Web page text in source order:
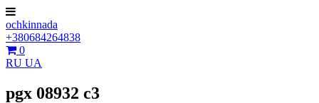
ochkinnada
+380684264838
0
RU UA
pgx 08932 c3